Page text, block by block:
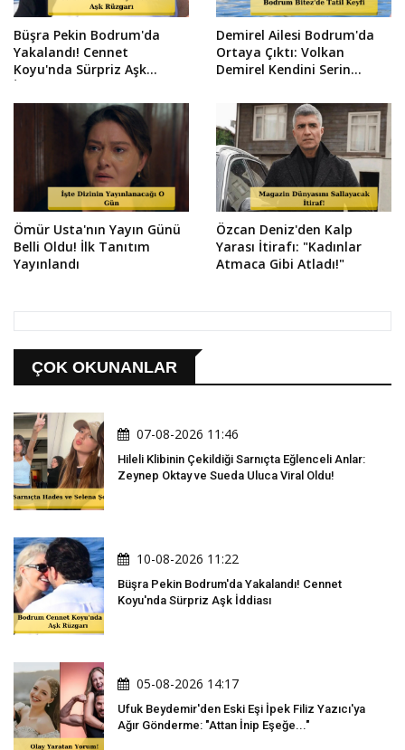
Büşra Pekin Bodrum'da
Yakalandı! Cennet
Koyu'nda Sürpriz Aşk
Demirel Ailesi Bodrum'da
Ortaya Çıktı: Volkan
Demirel Kendini Serin
Ömür Usta'nın Yayın Günü
Belli Oldu! İlk Tanıtım
Yayınlandı
Özcan Deniz'den Kalp
Yarası İtirafı: "Kadınlar
Atmaca Gibi Atladı!"
ÇOK OKUNANLAR
07-08-2026 11:46
Hileli Klibinin Çekildiği Sarnıçta Eğlenceli Anlar:
Zeynep Oktay ve Sueda Uluca Viral Oldu!
10-08-2026 11:22
Büşra Pekin Bodrum'da Yakalandı! Cennet
Koyu'nda Sürpriz Aşk İddiası
05-08-2026 14:17
Ufuk Beydemir'den Eski Eşi İpek Filiz Yazıcı'ya
Ağır Gönderme: "Attan İnip Eşeğe..."